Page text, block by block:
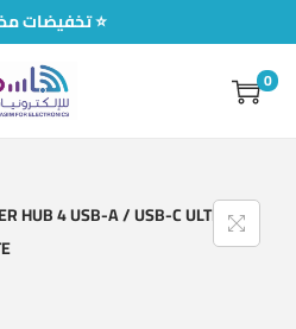
تخفيضات مختارة ⭐
0